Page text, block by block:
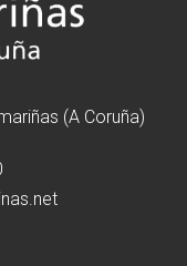
(A Coruña)